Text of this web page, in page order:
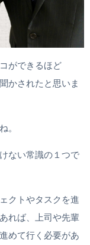
ができるほど
かされたと思いま
。
ない常識の１つで
クトやタスクを進
れば、上司や先輩
めて行く必要があ